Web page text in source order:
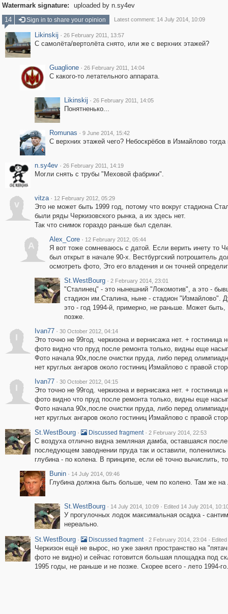
Watermark signature:
uploaded by n.sy4ev
14
Sign in to share your opinion Latest comment: 14 July 2014, 10:09
Likinskij · 26 February 2011, 13:57
С самолёта/вертолёта снято, или же с верхних этажей?
Guaglione · 26 February 2011, 14:04
С какого-то летательного аппарата.
Likinskij · 26 February 2011, 14:05
Понятненько...
Romunas · 9 June 2014, 15:42
С верхних этажей чего? Небоскрёбов в Измайлово
n.sy4ev · 26 February 2011, 14:19
Могли снять с трубы "Меховой фабрики".
v
vitza · 12 February 2012, 05:29
Это не может быть 1999 год, потому что вокруг стадиона
были ряды Черкизовского рынка, а их здесь нет.
Так что снимок гораздо раньше был сделан.
A
Alex_Core · 12 February 2012, 05:44
Я вот тоже сомневаюсь с датой. Если верить инету то
был открыт в начале 90-х. Вестбургский потрошитель
осмотреть фото, Это его владения и он точней
St.WestBourg · 2 February 2014, 23:01
"Сталинец" - это нынешний "Локомотив", а это -
стадион им.Сталина, ныне - стадион "Измайлово".
это - год 1994-й, примерно, не раньше. Может быть,
позже.
I
Ivan77 · 30 October 2012, 04:14
Это точно не 99год. черкизона и вернисажа нет. +
фото видно что пруд после ремонта только, видны еще
Фото начала 90х,после очистки пруда, либо перед
нет круглых ангаров около гостиниц Измайлово с правой
I
Ivan77 · 30 October 2012, 04:15
Это точно не 99год. черкизона и вернисажа нет. +
фото видно что пруд после ремонта только, видны еще
Фото начала 90х,после очистки пруда, либо перед
нет круглых ангаров около гостиниц Измайлово с правой
St.WestBourg · Discussed fragment · 2 February 2014, 22:53
С воздуха отлично видна земляная дамба, оставшаяся
последующем заводнении пруда так и оставили,
глубина - по колена. В принципе, если её точно вычислить,
Bunin · 14 July 2014, 09:46
Глубина должна быть больше, чем по колено. Там же на
St.WestBourg · 14 July 2014, 10:09 · Edited 14 July 2014,
У прогулочных лодок максимальная осадка -
нереально.
St.WestBourg · Discussed fragment · 2 February 2014, 23:04 ·
Черкизон ещё не вырос, но уже занял пространство на
фото не видно) и сейчас готовится большая площадка под
1995 годы, не раньше и не позже. Скорее всего - лето 1994-го.